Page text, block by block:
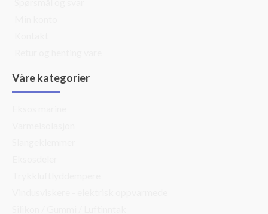
Våre kategorier